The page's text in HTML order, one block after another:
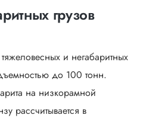
грузов
и негабаритных
до 100 тонн.
на низкорамной
рассчитывается в